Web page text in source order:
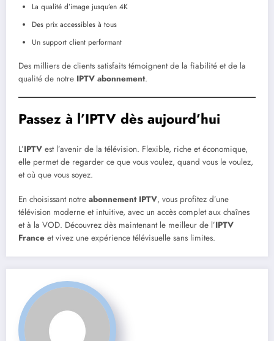
La qualité d’image jusqu’en 4K
Des prix accessibles à tous
Un support client performant
Des milliers de clients satisfaits témoignent de la fiabilité et de la
qualité de notre IPTV abonnement.
Passez à l’IPTV dès aujourd’hui
L’IPTV est l’avenir de la télévision. Flexible, riche et économique,
elle permet de regarder ce que vous voulez, quand vous le voulez,
et où que vous soyez.
En choisissant notre abonnement IPTV, vous profitez d’une
télévision moderne et intuitive, avec un accès complet aux chaînes
et à la VOD. Découvrez dès maintenant le meilleur de l’IPTV
France et vivez une expérience télévisuelle sans limites.